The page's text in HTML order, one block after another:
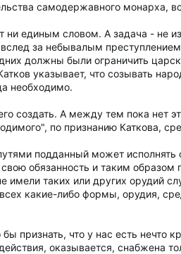
самодержавного монарха,
ни единым словом. А задача - не
вслед за небывалым
должны были ограничить
указывает, что созывать
необходимо.
создать. А между тем пока нет
по признанию Каткова,
подданный может
свою обязанность и таким
имели таких или других орудий
какие-либо формы, орудия,
признать, что у нас есть нечто
оказывается, снабжена